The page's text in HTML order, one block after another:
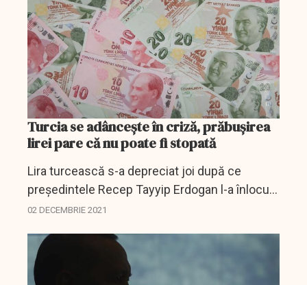
Turcia se adânceşte în criză, prăbuşirea
lirei pare că nu poate fi stopată
Lira turcească s-a depreciat joi după ce
preşedintele Recep Tayyip Erdogan l-a înlocuit
pe ministrul de Finanţe, în contextul unei
care a subminat...
02 DECEMBRIE 2021